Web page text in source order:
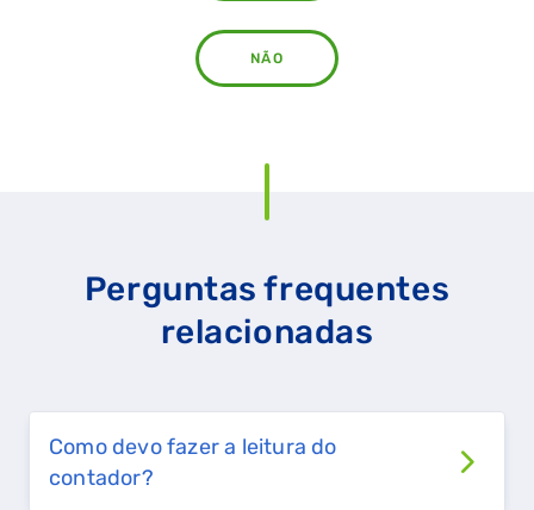
NÃO
Perguntas frequentes
relacionadas
Como devo fazer a leitura do
contador?